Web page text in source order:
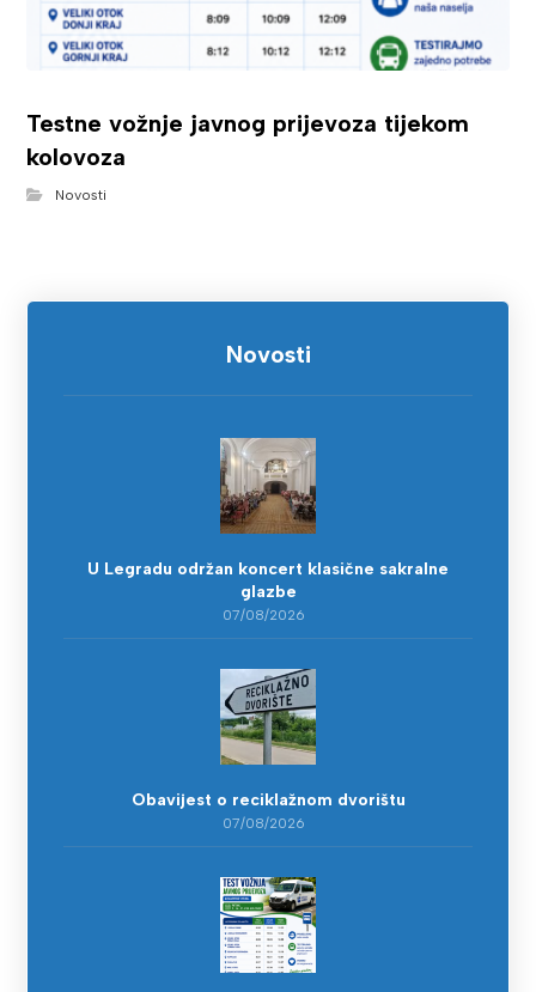
Testne vožnje javnog prijevoza tijekom
kolovoza
Novosti
Novosti
U Legradu održan koncert klasične sakralne
glazbe
07/08/2026
Obavijest o reciklažnom dvorištu
07/08/2026